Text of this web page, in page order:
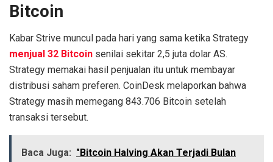
Bitcoin
Kabar Strive muncul pada hari yang sama ketika Strategy
menjual 32 Bitcoin senilai sekitar 2,5 juta dolar AS.
Strategy memakai hasil penjualan itu untuk membayar
distribusi saham preferen. CoinDesk melaporkan bahwa
Strategy masih memegang 843.706 Bitcoin setelah
transaksi tersebut.
Baca Juga: "Bitcoin Halving Akan Terjadi Bulan